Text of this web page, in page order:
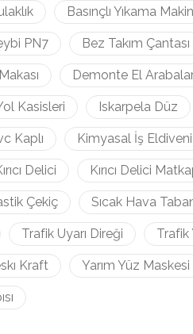
Basınçlı Yıkama
PN7 Bez Takım Çantası
Demonte El
Yol Kasisleri Iskarpela Düz
Kaplı Kimyasal İş Eldiveni
Delici Kırıcı Delici
Çekiç Sıcak Hava
Trafik Uyarı Direği Trafik
Kraft Yarım Yüz Maskesi